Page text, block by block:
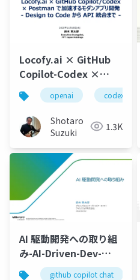
Locofy.ai × GitHub
Copilot-Codex ×
Postman で加速するモ
ダンアプリ開発
openai codex
Shotaro
Suzuki
1.3K
AI 駆動開発への取り組
み-AI-Driven-Dev-
20240202github copilot chat